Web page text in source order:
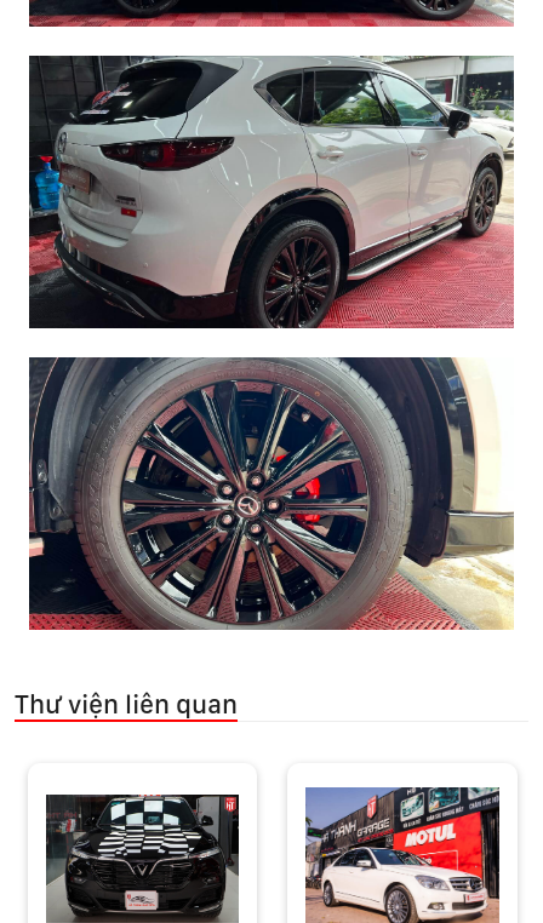
Thư viện liên quan